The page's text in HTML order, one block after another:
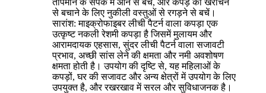
से बचाने के लिए नुकीली वस्तुओं से रगड़ने से बचें।
सारांश: माइक्रोफाइबर लीची पैटर्न वाला कपड़ा एक
उत्कृष्ट नकली रेशमी कपड़ा है जिसमें मुलायम और
आरामदायक एहसास, सुंदर लीची पैटर्न वाला सजावटी
प्रभाव, अच्छी सांस लेने की क्षमता और नमी अवशोषण
क्षमता होती है। उपयोग की दृष्टि से, यह महिलाओं के
कपड़ों, घर की सजावट और अन्य क्षेत्रों में उपयोग के लिए
उपयुक्त है, और रखरखाव में सरल और सुविधाजनक है।